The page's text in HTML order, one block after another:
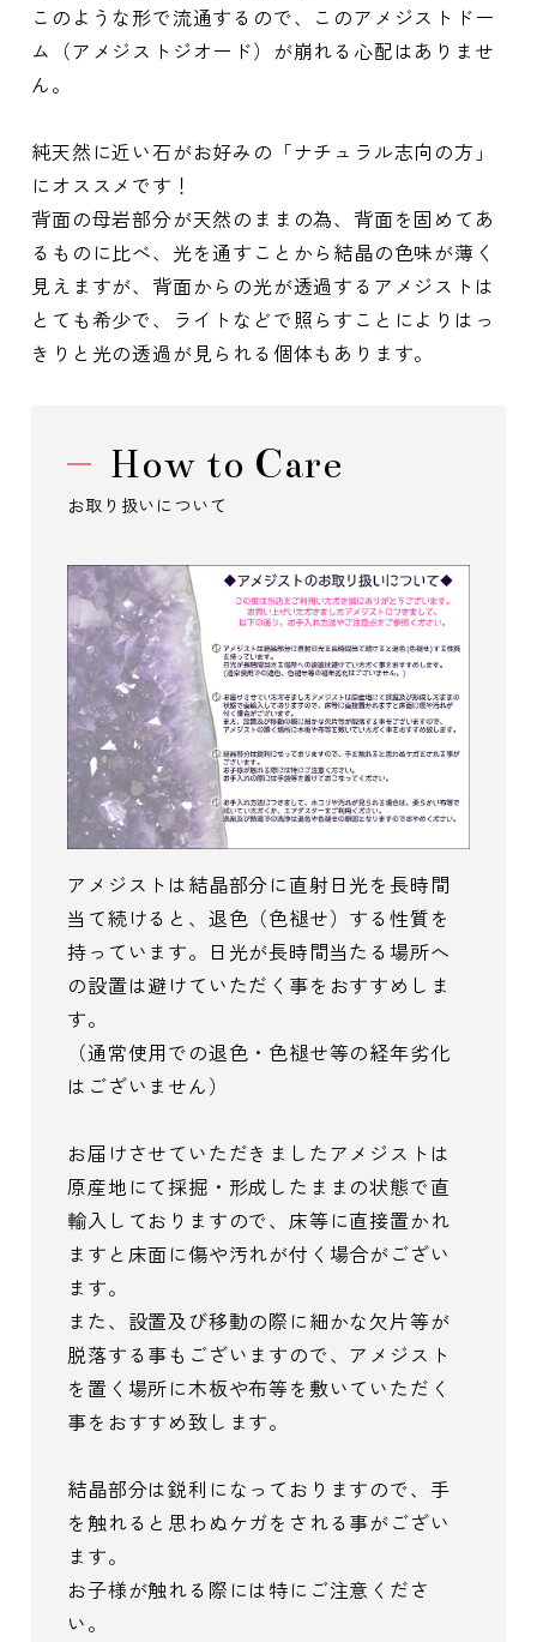
このような形で流通するので、このアメジストドー
ム（アメジストジオード）が崩れる心配はありませ
ん。
純天然に近い石がお好みの「ナチュラル志向の方」
にオススメです！
背面の母岩部分が天然のままの為、背面を固めてあ
るものに比べ、光を通すことから結晶の色味が薄く
見えますが、背面からの光が透過するアメジストは
とても希少で、ライトなどで照らすことによりはっ
きりと光の透過が見られる個体もあります。
How to Care
お取り扱いについて
アメジストは結晶部分に直射日光を長時間
当て続けると、退色（色褪せ）する性質を
持っています。日光が長時間当たる場所へ
の設置は避けていただく事をおすすめしま
す。
（通常使用での退色・色褪せ等の経年劣化
はございません）
お届けさせていただきましたアメジストは
原産地にて採掘・形成したままの状態で直
輸入しておりますので、床等に直接置かれ
ますと床面に傷や汚れが付く場合がござい
ます。
また、設置及び移動の際に細かな欠片等が
脱落する事もございますので、アメジスト
を置く場所に木板や布等を敷いていただく
事をおすすめ致します。
結晶部分は鋭利になっておりますので、手
を触れると思わぬケガをされる事がござい
ます。
お子様が触れる際には特にご注意くださ
い。